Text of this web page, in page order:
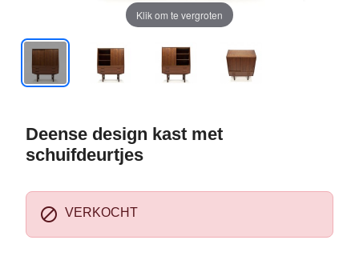
Klik om te vergroten
Deense design kast met
schuifdeurtjes
 VERKOCHT